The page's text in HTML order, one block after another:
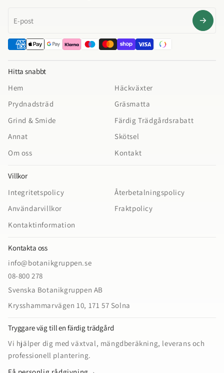
Hitta snabbt
Hem
Häckväxter
Prydnadsträd
Gräsmatta
Grind & Smide
Färdig Trädgårdsrabatt
Annat
Skötsel
Om oss
Kontakt
Villkor
Integritetspolicy
Återbetalningspolicy
Användarvillkor
Fraktpolicy
Kontaktinformation
Kontakta oss
info@botanikgruppen.se
08-800 278
Svenska Botanikgruppen AB
Krysshammarvägen 10, 171 57 Solna
Tryggare väg till en färdig trädgård
Vi hjälper dig med växtval, mängdberäkning, leverans och
professionell plantering.